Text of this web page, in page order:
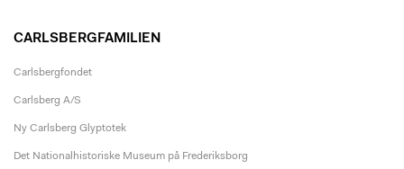
CARLSBERGFAMILIEN
Carlsbergfondet
Carlsberg A/S
Ny Carlsberg Glyptotek
Det Nationalhistoriske Museum på Frederiksborg